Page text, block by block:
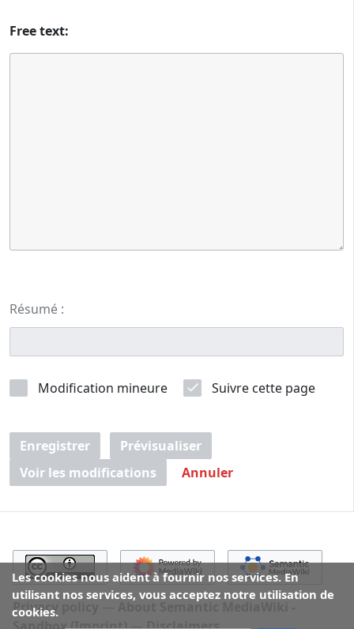
Free text:
Résumé :
Modification mineure Suivre cette page
Enregistrer
Prévisualiser
Voir les modifications
Annuler
Les cookies nous aident à fournir nos services. En
utilisant nos services, vous acceptez notre utilisation de
cookies.
Privacy policy
About Semantic MediaWiki -